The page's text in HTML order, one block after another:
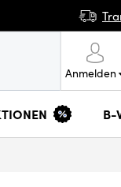
Anmelden
B-